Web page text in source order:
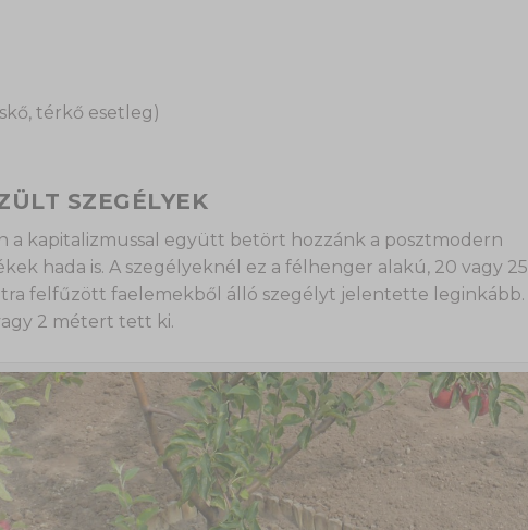
térkő esetleg)
SZEGÉLYEK
a kapitalizmussal együtt betört hozzánk a posztmodern
hada is. A szegélyeknél ez a félhenger alakú, 20 vagy 25
felfűzött faelemekből álló szegélyt jelentette leginkább.
2 métert tett ki.